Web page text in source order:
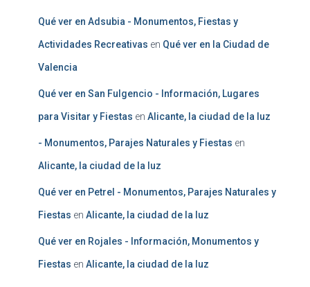
Qué ver en Adsubia - Monumentos, Fiestas y
Actividades Recreativas en Qué ver en la Ciudad de
Valencia
Qué ver en San Fulgencio - Información, Lugares
para Visitar y Fiestas en Alicante, la ciudad de la luz
- Monumentos, Parajes Naturales y Fiestas en
Alicante, la ciudad de la luz
Qué ver en Petrel - Monumentos, Parajes Naturales y
Fiestas en Alicante, la ciudad de la luz
Qué ver en Rojales - Información, Monumentos y
Fiestas en Alicante, la ciudad de la luz